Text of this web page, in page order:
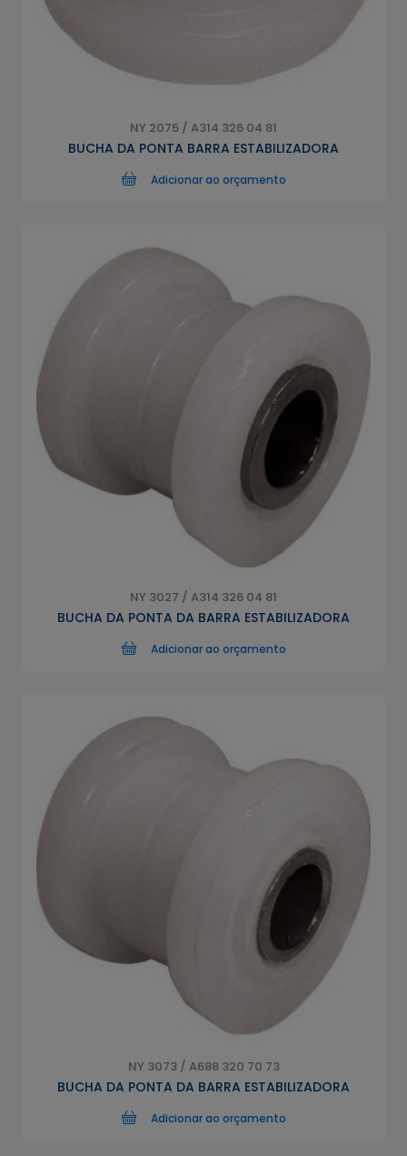
NY 2075 / A314 326 04 81
BUCHA DA PONTA BARRA ESTABILIZADORA
Adicionar ao orçamento
NY 3027 / A314 326 04 81
BUCHA DA PONTA DA BARRA ESTABILIZADORA
Adicionar ao orçamento
NY 3073 / A688 320 70 73
BUCHA DA PONTA DA BARRA ESTABILIZADORA
Adicionar ao orçamento